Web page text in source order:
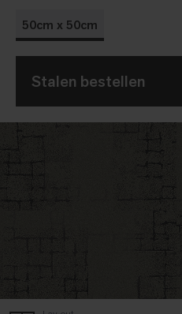
50cm x 50cm
Stalen bestellen